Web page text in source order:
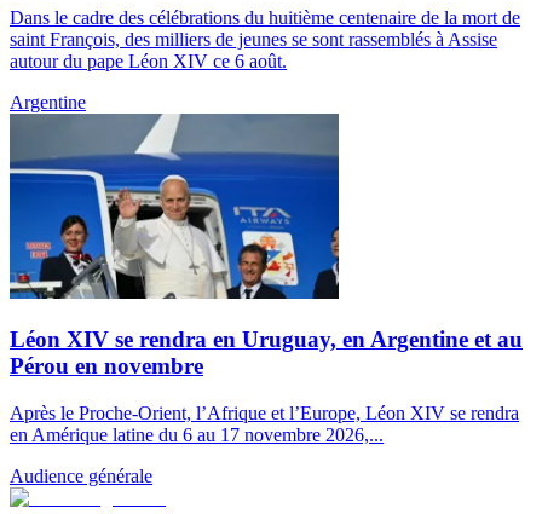
Dans le cadre des célébrations du huitième centenaire de la mort de
saint François, des milliers de jeunes se sont rassemblés à Assise
autour du pape Léon XIV ce 6 août.
Argentine
Léon XIV se rendra en Uruguay, en Argentine et au
Pérou en novembre
Après le Proche-Orient, l’Afrique et l’Europe, Léon XIV se rendra
en Amérique latine du 6 au 17 novembre 2026,...
Audience générale